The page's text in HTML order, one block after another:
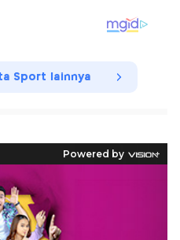
Sport lainnya